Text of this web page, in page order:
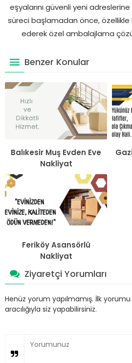
eşyalarını güvenli yeni adreslerine
süreci başlamadan önce,
ederek özel ambalajlama
Benzer Konular
Balıkesir Muş Evden Eve
Nakliyat
Feriköy Asansörlü
Nakliyat
Ziyaretçi Yorumları
Henüz yorum yapılmamış. İlk
aracılığıyla siz yapabilirsiniz.